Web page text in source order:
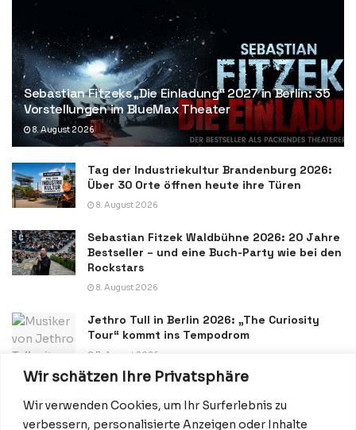
Wir schätzen Ihre Privatsphäre
Wir verwenden Cookies, um Ihr Surferlebnis zu
verbessern, personalisierte Anzeigen oder Inhalte
Sebastian Fitzeks „Die Einladung“ 2027 in Berlin: 35
Vorstellungen im BlueMax Theater
8. August 2026
Tag der Industriekultur Brandenburg 2026:
Über 30 Orte öffnen heute ihre Türen
8. August 2026
Sebastian Fitzek Waldbühne 2026: 20 Jahre
Bestseller – und eine Buch-Party wie bei den
Rockstars
8. August 2026
Jethro Tull in Berlin 2026: „The Curiosity
Tour“ kommt ins Tempodrom
7. August 2026